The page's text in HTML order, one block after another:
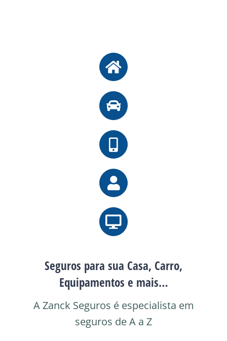
Seguros para sua Casa, Carro,
Equipamentos e mais…
A Zanck Seguros é especialista em
seguros de A a Z